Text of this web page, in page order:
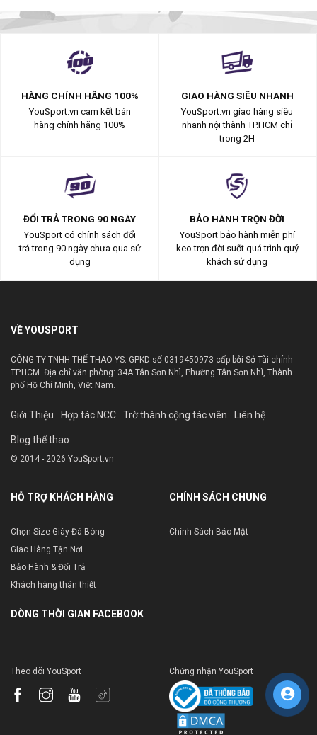
HÀNG CHÍNH HÃNG 100%
YouSport.vn cam kết bán
hàng chính hãng 100%
GIAO HÀNG SIÊU NHANH
YouSport.vn giao hàng siêu
nhanh nội thành TP.HCM chỉ
trong 2H
ĐỔI TRẢ TRONG 90 NGÀY
YouSport có chính sách đổi
trả trong 90 ngày chưa qua sử
dụng
BẢO HÀNH TRỌN ĐỜI
YouSport bảo hành miễn phí
keo trọn đời suốt quá trình quý
khách sử dụng
VỀ YOUSPORT
CÔNG TY TNHH THỂ THAO YS. GPKD số 0319450973 cấp bởi Sở Tài chính
TP.HCM. Địa chỉ văn phòng: 34A Tân Sơn Nhì, Phường Tân Sơn Nhì, Thành
phố Hồ Chí Minh, Việt Nam.
Giới Thiệu Hợp tác NCC Trờ thành cộng tác viên Liên hệ
Blog thể thao
© 2014 - 2026 YouSport.vn
HỖ TRỢ KHÁCH HÀNG
Chọn Size Giày Đá Bóng
Giao Hàng Tận Nơi
Bảo Hành & Đổi Trả
Khách hàng thân thiết
CHÍNH SÁCH CHUNG
Chính Sách Bảo Mật
DÒNG THỜI GIAN FACEBOOK
Theo dõi YouSport Chứng nhận YouSport